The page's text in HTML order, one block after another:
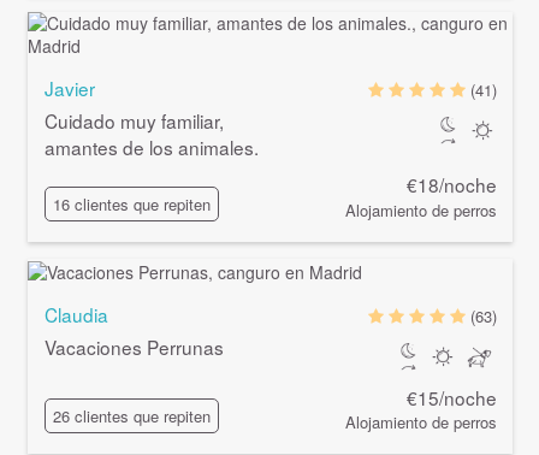
Javier
Cuidado muy familiar,
amantes de los animales.
16 clientes que repiten
(41)
€18/noche
Alojamiento de perros
Claudia
Vacaciones Perrunas
26 clientes que repiten
(63)
€15/noche
Alojamiento de perros